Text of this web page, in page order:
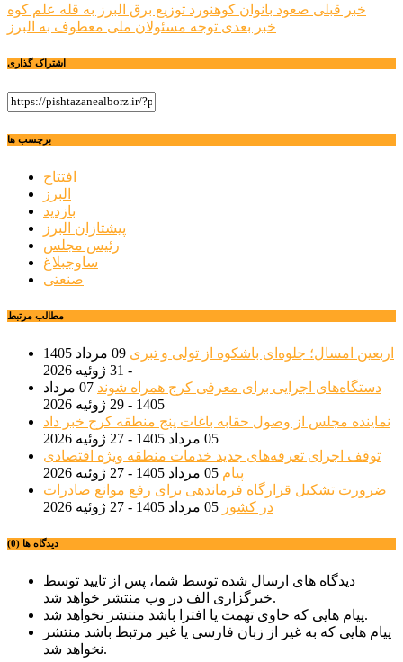
راهبری
نوشته
خبر قبلی صعود بانوان کوهنورد توزیع برق البرز به قله علم کوه
خبر بعدی توجه مسئولان ملی معطوف به البرز
اشتراک گذاری
برچسب ها
افتتاح
البرز
بازدید
پیشتازان البرز
رئیس مجلس
ساوجبلاغ
صنعتی
مطالب مرتبط
اربعین امسال؛ جلوه‌ای باشکوه از تولی و تبری
09 مرداد 1405
- 31 ژوئیه 2026
دستگاه‌های اجرایی برای معرفی کرج همراه شوند
07 مرداد
1405 - 29 ژوئیه 2026
نماینده مجلس از وصول حقابه باغات پنج منطقه کرج خبر داد
05 مرداد 1405 - 27 ژوئیه 2026
توقف اجرای تعرفه‌های جدید خدمات منطقه ویژه اقتصادی
پیام 05 مرداد 1405 - 27 ژوئیه 2026
ضرورت تشکیل قرارگاه فرماندهی برای رفع موانع صادرات
در کشور 05 مرداد 1405 - 27 ژوئیه 2026
دیدگاه ها (0)
دیدگاه های ارسال شده توسط شما، پس از تایید توسط
خبرگزاری الف در وب منتشر خواهد شد.
پیام هایی که حاوی تهمت یا افترا باشد منتشر نخواهد شد.
پیام هایی که به غیر از زبان فارسی یا غیر مرتبط باشد منتشر
نخواهد شد.